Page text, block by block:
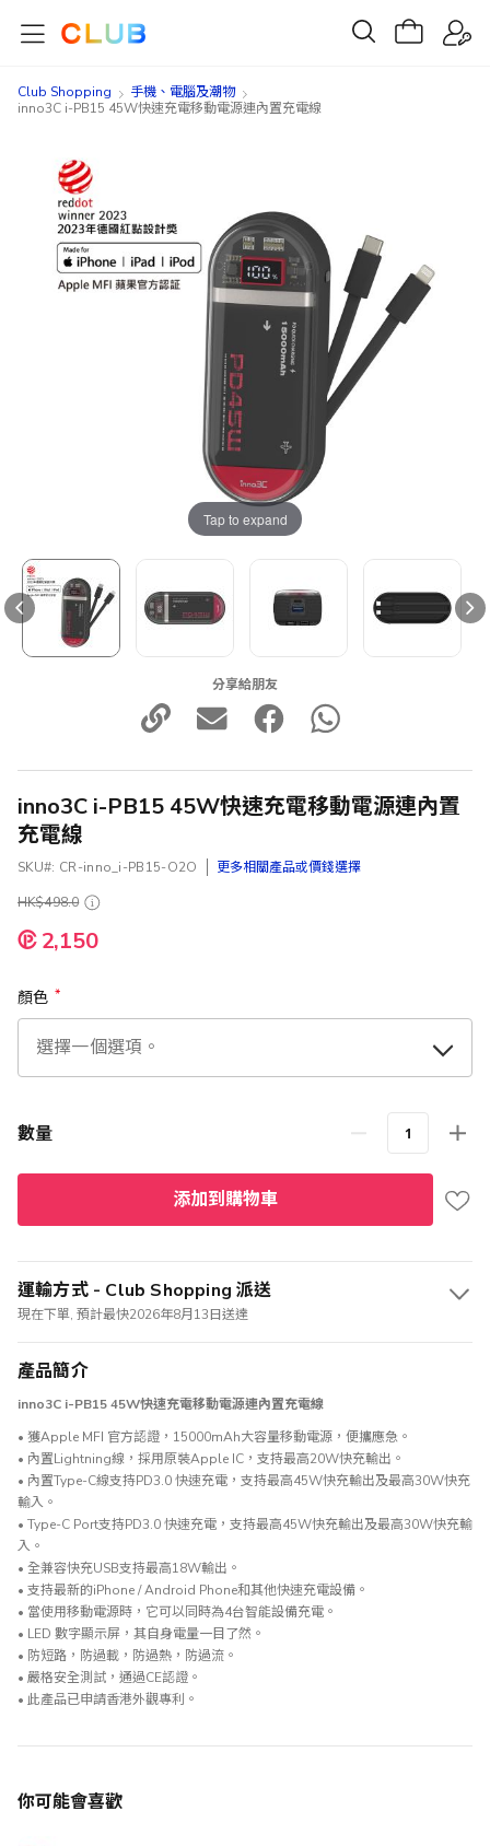
Club Shopping
手機、電腦及潮物
inno3C i-PB15 45W快速充電移動電源連內置充電線
images
gallery
beginning
images
gallery
Tap to expand
分享給朋友
inno3C i-PB15 45W快速充電移動電源連內置
充電線
SKU CR-inno_i-PB15-O2O
更多相關產品或價錢選擇
HK$498.0
2,150
顏色
數量
添加到購物車
運輸方式 - Club Shopping 派送
現在下單, 預計最快2026年8月13日送達
產品簡介
inno3C i-PB15 45W快速充電移動電源連內置充電線
• 獲Apple MFI 官方認證，15000mAh大容量移動電源，便攜應急。
• 內置Lightning線，採用原裝Apple IC，支持最高20W快充輸出。
• 內置Type-C線支持PD3.0 快速充電，支持最高45W快充輸出及最高30W快充
輸入。
• Type-C Port支持PD3.0 快速充電，支持最高45W快充輸出及最高30W快充輸
入。
• 全兼容快充USB支持最高18W輸出。
• 支持最新的iPhone / Android Phone和其他快速充電設備。
• 當使用移動電源時，它可以同時為4台智能設備充電。
• LED 數字顯示屏，其自身電量一目了然。
• 防短路，防過載，防過熱，防過流。
• 嚴格安全測試，通過CE認證。
• 此產品已申請香港外觀專利。
你可能會喜歡